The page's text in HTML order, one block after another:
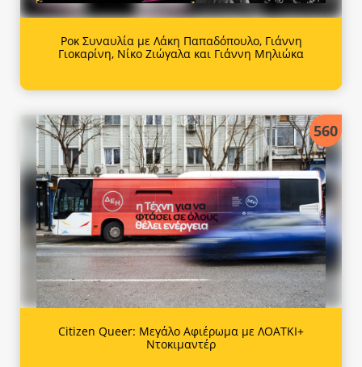
Ροκ Συναυλία με Λάκη Παπαδόπουλο, Γιάννη
Γιοκαρίνη, Νίκο Ζιώγαλα και Γιάννη Μηλιώκα
560
Citizen Queer: Μεγάλο Αφιέρωμα με ΛΟΑΤΚΙ+
Ντοκιμαντέρ